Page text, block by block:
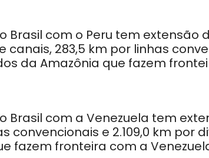
Brasil com o Peru tem extensão
canais, 283,5 km por linhas
da Amazônia que fazem
Brasil com a Venezuela tem
convencionais e 2.109,0 km por
fazem fronteira com a